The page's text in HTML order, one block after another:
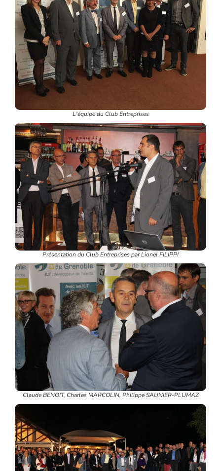
L'équipe du Club Entreprises
Présentation du Club Entreprises par Lionel FILIPPI
Claude BENOIT, Charles MARCOLIN, Philippe SAUNIER-PLUMAZ